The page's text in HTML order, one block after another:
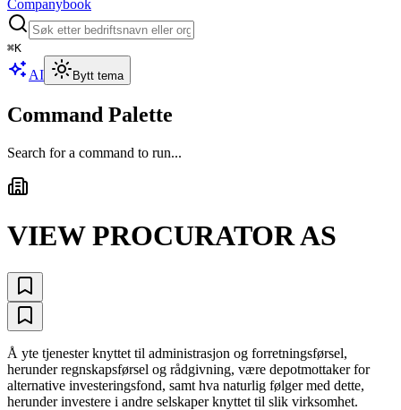
Companybook
⌘K
AI Bytt tema
Command Palette
Search for a command to run...
VIEW PROCURATOR AS
Å yte tjenester knyttet til administrasjon og forretningsførsel,
herunder regnskapsførsel og rådgivning, være depotmottaker for
alternative investeringsfond, samt hva naturlig følger med dette,
herunder investere i andre selskaper knyttet til slik virksomhet.